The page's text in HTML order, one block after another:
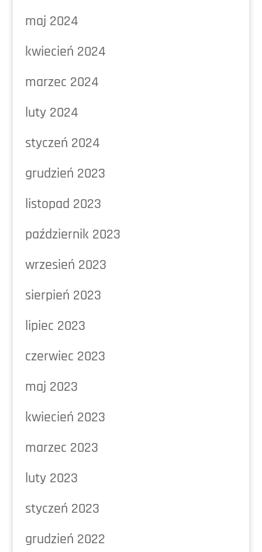
maj 2024
kwiecień 2024
marzec 2024
luty 2024
styczeń 2024
grudzień 2023
listopad 2023
październik 2023
wrzesień 2023
sierpień 2023
lipiec 2023
czerwiec 2023
maj 2023
kwiecień 2023
marzec 2023
luty 2023
styczeń 2023
grudzień 2022